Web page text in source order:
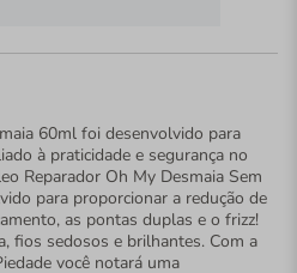
60ml foi desenvolvido para
à praticidade e segurança no
Reparador Oh My Desmaia Sem
para proporcionar a redução de
as pontas duplas e o frizz!
fios sedosos e brilhantes. Com a
você notará uma